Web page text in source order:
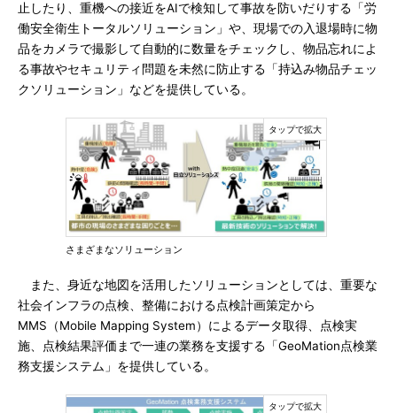
止したり、重機への接近をAIで検知して事故を防いだりする「労
働安全衛生トータルソリューション」や、現場での入退場時に物
品をカメラで撮影して自動的に数量をチェックし、物品忘れによ
る事故やセキュリティ問題を未然に防止する「持込み物品チェッ
クソリューション」などを提供している。
さまざまなソリューション
また、身近な地図を活用したソリューションとしては、重要な
社会インフラの点検、整備における点検計画策定から
MMS（Mobile Mapping System）によるデータ取得、点検実
施、点検結果評価まで一連の業務を支援する「GeoMation点検業
務支援システム」を提供している。